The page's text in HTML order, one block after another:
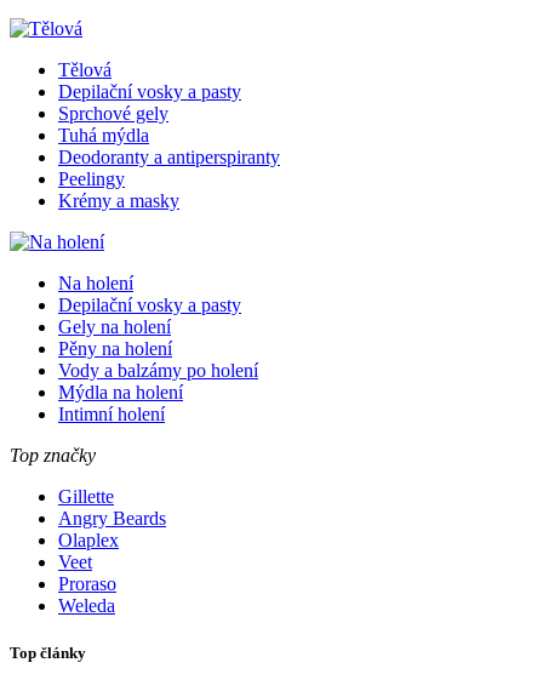
Tělová
Depilační vosky a pasty
Sprchové gely
Tuhá mýdla
Deodoranty a antiperspiranty
Peelingy
Krémy a masky
Na holení
Depilační vosky a pasty
Gely na holení
Pěny na holení
Vody a balzámy po holení
Mýdla na holení
Intimní holení
Top značky
Gillette
Angry Beards
Olaplex
Veet
Proraso
Weleda
Top články